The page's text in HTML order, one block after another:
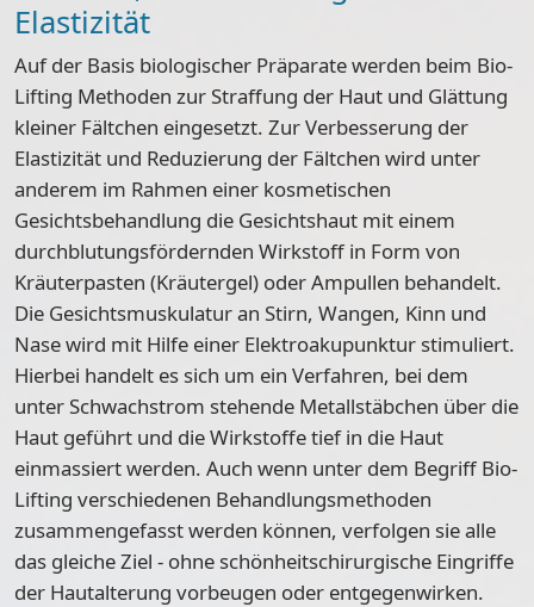
Elastizität
Auf der Basis biologischer Präparate werden beim Bio-
Lifting Methoden zur Straffung der Haut und Glättung
kleiner Fältchen eingesetzt. Zur Verbesserung der
Elastizität und Reduzierung der Fältchen wird unter
anderem im Rahmen einer kosmetischen
Gesichtsbehandlung die Gesichtshaut mit einem
durchblutungsfördernden Wirkstoff in Form von
Kräuterpasten (Kräutergel) oder Ampullen behandelt.
Die Gesichtsmuskulatur an Stirn, Wangen, Kinn und
Nase wird mit Hilfe einer Elektroakupunktur stimuliert.
Hierbei handelt es sich um ein Verfahren, bei dem
unter Schwachstrom stehende Metallstäbchen über die
Haut geführt und die Wirkstoffe tief in die Haut
einmassiert werden. Auch wenn unter dem Begriff Bio-
Lifting verschiedenen Behandlungsmethoden
zusammengefasst werden können, verfolgen sie alle
das gleiche Ziel - ohne schönheitschirurgische Eingriffe
der Hautalterung vorbeugen oder entgegenwirken.